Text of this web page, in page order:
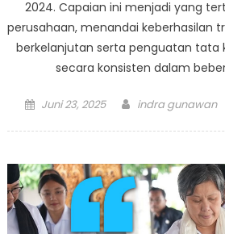
2024. Capaian ini menjadi yang
perusahaan, menandai keberhasilan
berkelanjutan serta penguatan tata
secara konsisten dalam
Posted
Juni 23, 2025 Author
indra gunawan